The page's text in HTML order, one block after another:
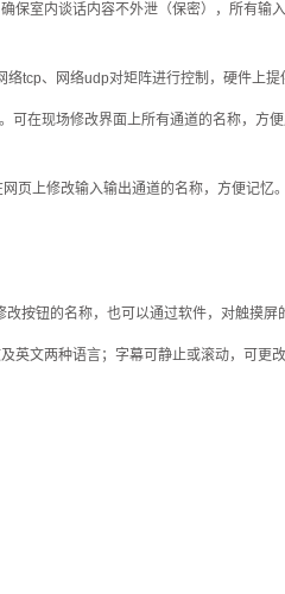
室内谈话内容不外泄（保密），所有
tcp、网络udp对矩阵进行控制，硬件上提
在现场修改界面上所有通道的名称，
上修改输入输出通道的名称，方便记忆
按钮的名称，也可以通过软件，对触摸屏
文两种语言；字幕可静止或滚动，可更